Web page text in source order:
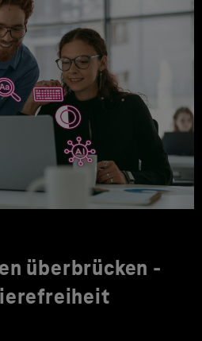
überbrücken -